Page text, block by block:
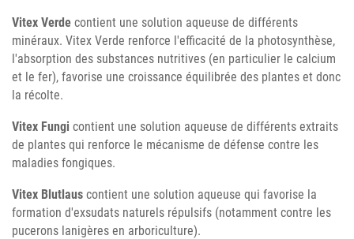
Vitex Verde contient une solution aqueuse de différents
minéraux. Vitex Verde renforce l'efficacité de la photosynthèse,
l'absorption des substances nutritives (en particulier le calcium
et le fer), favorise une croissance équilibrée des plantes et donc
la récolte.
Vitex Fungi contient une solution aqueuse de différents extraits
de plantes qui renforce le mécanisme de défense contre les
maladies fongiques.
Vitex Blutlaus contient une solution aqueuse qui favorise la
formation d'exsudats naturels répulsifs (notamment contre les
pucerons lanigères en arboriculture).